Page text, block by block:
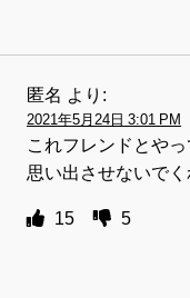
匿名 より:
2021年5月24日 3:01 PM
これフレンドとや
思い出させないで
15 5